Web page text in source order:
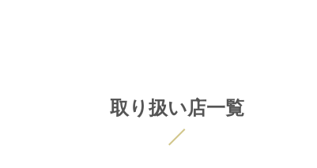
取り扱い店一覧